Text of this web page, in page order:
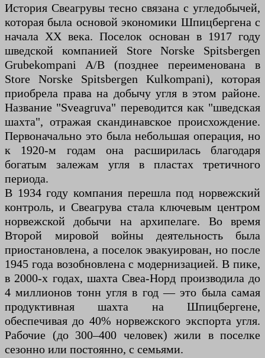
История Свеагрувы тесно связана с угледобычей,
которая была основой экономики Шпицбергена с
начала XX века. Поселок основан в 1917 году
шведской компанией Store Norske Spitsbergen
Grubekompani A/B (позднее переименована в
Store Norske Spitsbergen Kulkompani), которая
приобрела права на добычу угля в этом районе.
Название "Sveagruva" переводится как "шведская
шахта", отражая скандинавское происхождение.
Первоначально это была небольшая операция, но
к 1920-м годам она расширилась благодаря
богатым залежам угля в пластах третичного
периода.
В 1934 году компания перешла под норвежский
контроль, и Свеагрува стала ключевым центром
норвежской добычи на архипелаге. Во время
Второй мировой войны деятельность была
приостановлена, а поселок эвакуирован, но после
1945 года возобновлена с модернизацией. В пике,
в 2000-х годах, шахта Свеа-Норд производила до
4 миллионов тонн угля в год — это была самая
продуктивная шахта на Шпицбергене,
обеспечивая до 40% норвежского экспорта угля.
Рабочие (до 300–400 человек) жили в поселке
сезонно или постоянно, с семьями.